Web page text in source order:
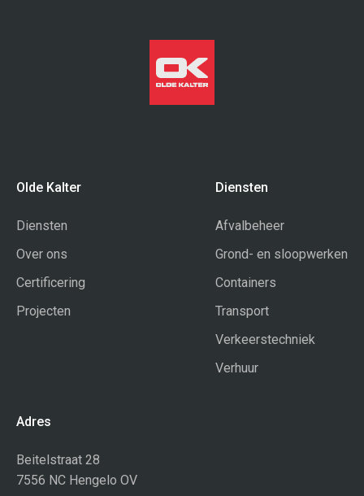
Olde Kalter
Diensten
Over ons
Certificering
Projecten
Diensten
Afvalbeheer
Grond- en sloopwerken
Containers
Transport
Verkeerstechniek
Verhuur
Adres
Beitelstraat 28
7556 NC Hengelo OV